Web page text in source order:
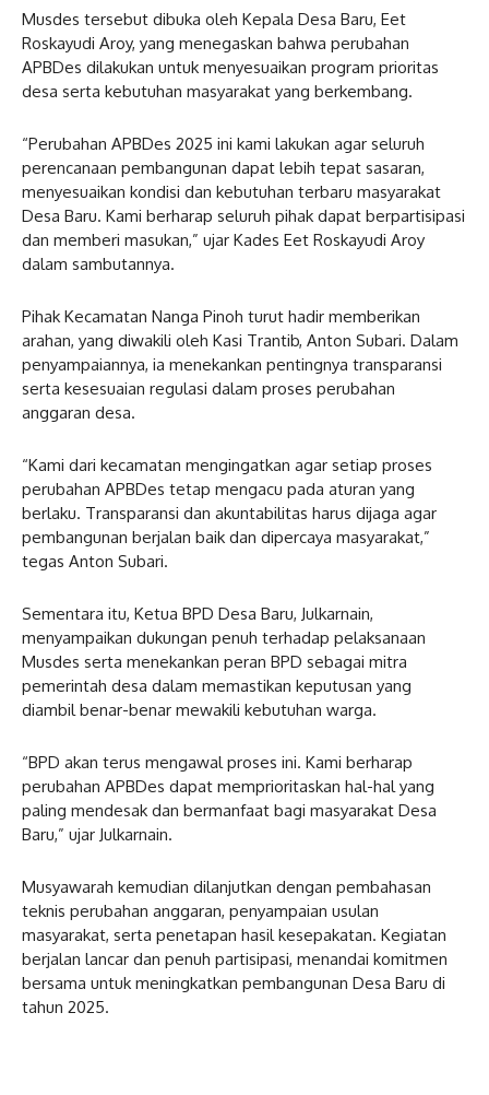
Musdes tersebut dibuka oleh Kepala Desa Baru, Eet
Roskayudi Aroy, yang menegaskan bahwa perubahan
APBDes dilakukan untuk menyesuaikan program prioritas
desa serta kebutuhan masyarakat yang berkembang.
“Perubahan APBDes 2025 ini kami lakukan agar seluruh
perencanaan pembangunan dapat lebih tepat sasaran,
menyesuaikan kondisi dan kebutuhan terbaru masyarakat
Desa Baru. Kami berharap seluruh pihak dapat berpartisipasi
dan memberi masukan,” ujar Kades Eet Roskayudi Aroy
dalam sambutannya.
Pihak Kecamatan Nanga Pinoh turut hadir memberikan
arahan, yang diwakili oleh Kasi Trantib, Anton Subari. Dalam
penyampaiannya, ia menekankan pentingnya transparansi
serta kesesuaian regulasi dalam proses perubahan
anggaran desa.
“Kami dari kecamatan mengingatkan agar setiap proses
perubahan APBDes tetap mengacu pada aturan yang
berlaku. Transparansi dan akuntabilitas harus dijaga agar
pembangunan berjalan baik dan dipercaya masyarakat,”
tegas Anton Subari.
Sementara itu, Ketua BPD Desa Baru, Julkarnain,
menyampaikan dukungan penuh terhadap pelaksanaan
Musdes serta menekankan peran BPD sebagai mitra
pemerintah desa dalam memastikan keputusan yang
diambil benar-benar mewakili kebutuhan warga.
“BPD akan terus mengawal proses ini. Kami berharap
perubahan APBDes dapat memprioritaskan hal-hal yang
paling mendesak dan bermanfaat bagi masyarakat Desa
Baru,” ujar Julkarnain.
Musyawarah kemudian dilanjutkan dengan pembahasan
teknis perubahan anggaran, penyampaian usulan
masyarakat, serta penetapan hasil kesepakatan. Kegiatan
berjalan lancar dan penuh partisipasi, menandai komitmen
bersama untuk meningkatkan pembangunan Desa Baru di
tahun 2025.